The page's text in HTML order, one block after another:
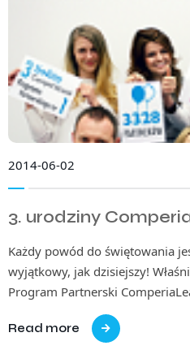
2014-06-02
3. urodziny
Każdy powód do świętowania
wyjątkowy, jak dzisiejszy!
Program Partnerski
Read more